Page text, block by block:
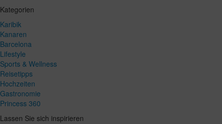
Kategorien
Karibik
Kanaren
Barcelona
Lifestyle
Sports & Wellness
Reisetipps
Hochzeiten
Gastronomie
Princess 360
Lassen Sie sich inspirieren